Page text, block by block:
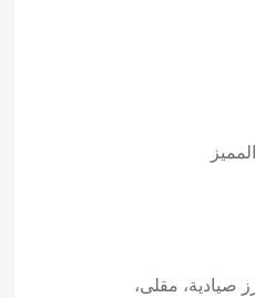
جرام، ارز صيادية، مقلى،